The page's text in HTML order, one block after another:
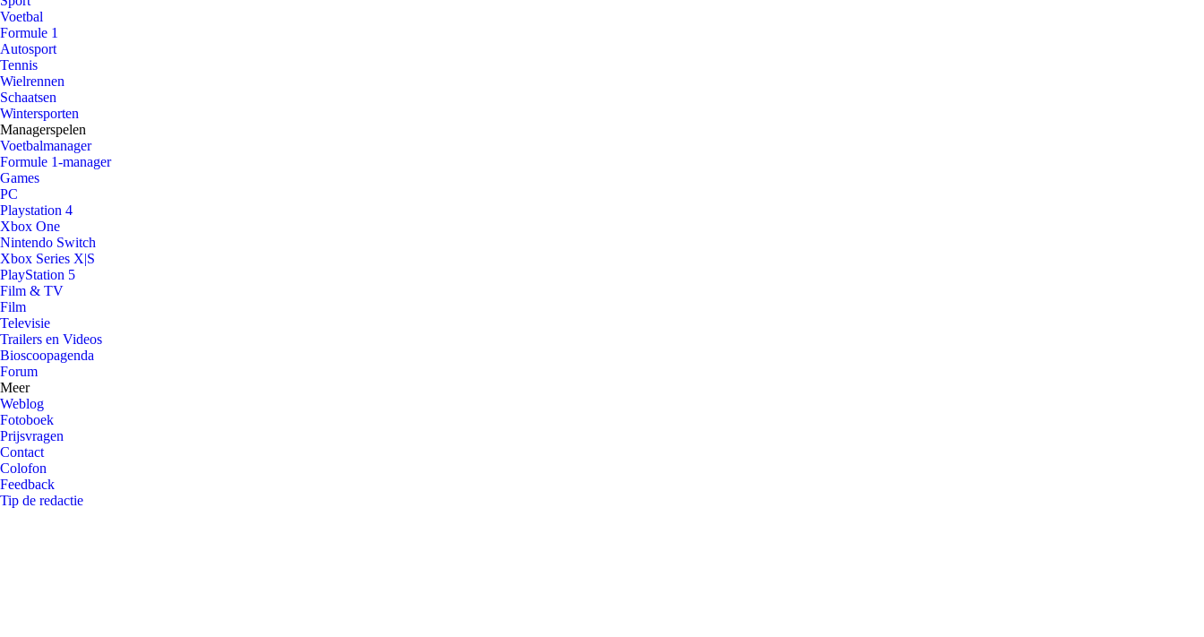
Voetbal
Formule 1
Autosport
Tennis
Wielrennen
Schaatsen
Wintersporten
Managerspelen
Voetbalmanager
Formule 1-manager
Games
PC
Playstation 4
Xbox One
Nintendo Switch
Xbox Series X|S
PlayStation 5
Film & TV
Film
Televisie
Trailers en Videos
Bioscoopagenda
Forum
Meer
Weblog
Fotoboek
Prijsvragen
Contact
Colofon
Feedback
Tip de redactie